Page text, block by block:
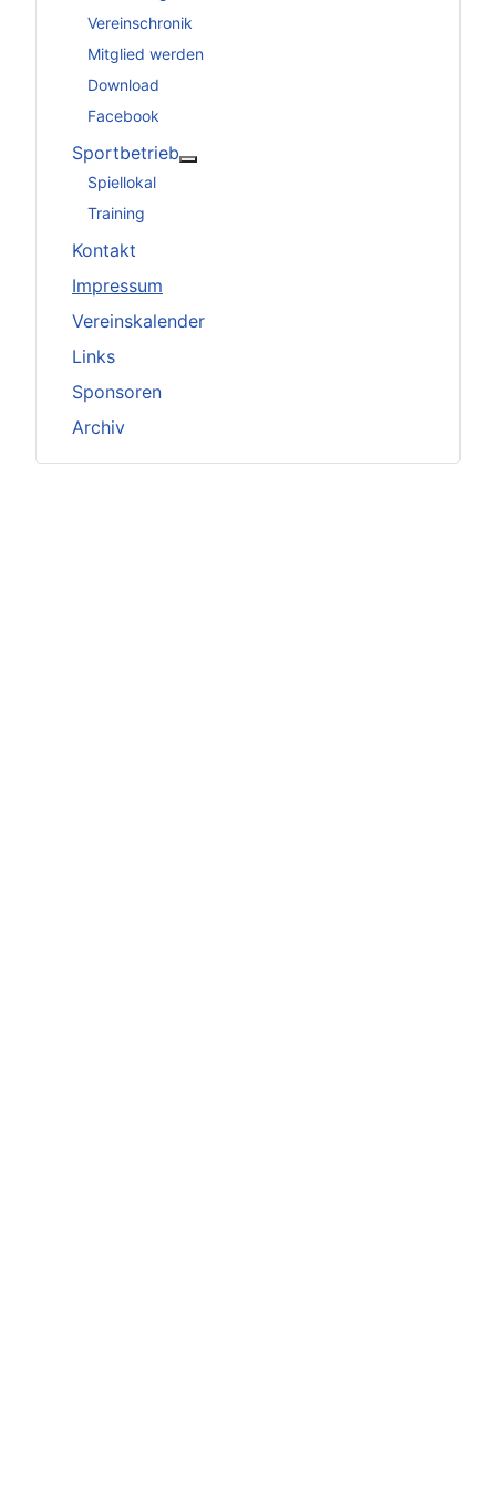
Vereinschronik
Mitglied werden
Download
Facebook
Sportbetrieb
Spiellokal
Training
Kontakt
Impressum
Vereinskalender
Links
Sponsoren
Archiv